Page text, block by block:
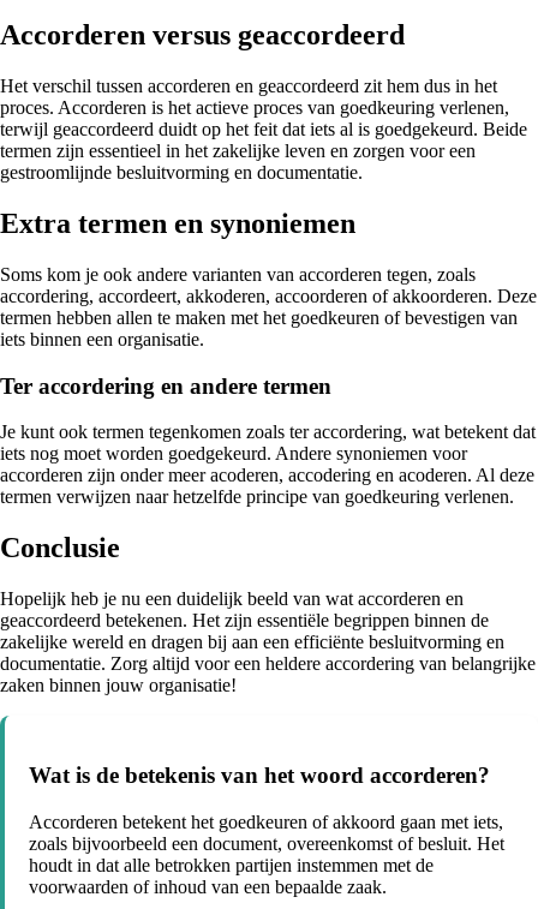
Accorderen versus geaccordeerd
Het verschil tussen accorderen en geaccordeerd zit hem dus in het
proces. Accorderen is het actieve proces van goedkeuring verlenen,
terwijl geaccordeerd duidt op het feit dat iets al is goedgekeurd. Beide
termen zijn essentieel in het zakelijke leven en zorgen voor een
gestroomlijnde besluitvorming en documentatie.
Extra termen en synoniemen
Soms kom je ook andere varianten van accorderen tegen, zoals
accordering, accordeert, akkoderen, accoorderen of akkoorderen. Deze
termen hebben allen te maken met het goedkeuren of bevestigen van
iets binnen een organisatie.
Ter accordering en andere termen
Je kunt ook termen tegenkomen zoals ter accordering, wat betekent dat
iets nog moet worden goedgekeurd. Andere synoniemen voor
accorderen zijn onder meer acoderen, accodering en acoderen. Al deze
termen verwijzen naar hetzelfde principe van goedkeuring verlenen.
Conclusie
Hopelijk heb je nu een duidelijk beeld van wat accorderen en
geaccordeerd betekenen. Het zijn essentiële begrippen binnen de
zakelijke wereld en dragen bij aan een efficiënte besluitvorming en
documentatie. Zorg altijd voor een heldere accordering van belangrijke
zaken binnen jouw organisatie!
Wat is de betekenis van het woord accorderen?
Accorderen betekent het goedkeuren of akkoord gaan met iets,
zoals bijvoorbeeld een document, overeenkomst of besluit. Het
houdt in dat alle betrokken partijen instemmen met de
voorwaarden of inhoud van een bepaalde zaak.